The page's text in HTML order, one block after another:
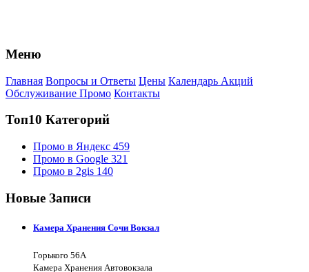
Меню
Главная Вопросы и Ответы Цены Календарь Акций
Обслуживание Промо Контакты
Топ10 Категорий
Промо в Яндекс 459
Промо в Google 321
Промо в 2gis 140
Новые Записи
Камера Хранения Сочи Вокзал
Горького 56А
Камера Хранения Автовокзала